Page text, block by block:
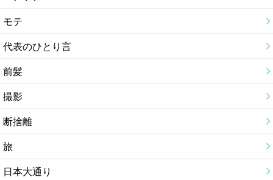
モテ
代表のひとり言
前髪
撮影
断捨離
旅
日本大通り